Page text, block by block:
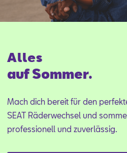
Alles
auf Sommer.
Mach dich bereit für den
SEAT Räderwechsel und
professionell und zuverlässig.